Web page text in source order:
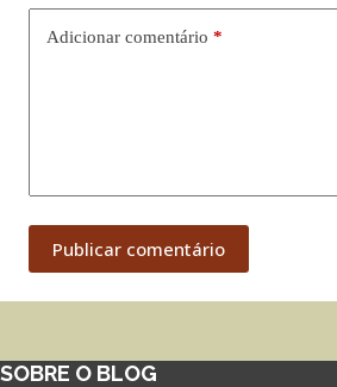
Adicionar comentário *
Publicar comentário
SOBRE O BLOG